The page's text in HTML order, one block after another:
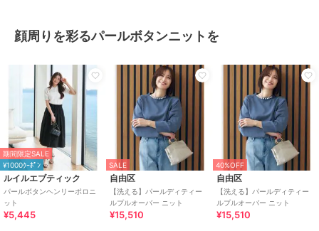
顔周りを彩るパールボタンニットを
期間限定SALE
¥1000ｸｰﾎﾟﾝ
ルイルエブティック
パールボタンヘンリーポロニ
ット
¥5,445
SALE
自由区
【洗える】パールディティー
ルプルオーバー ニット
¥15,510
40%OFF
自由区
【洗える】パールディティー
ルプルオーバー ニット
¥15,510